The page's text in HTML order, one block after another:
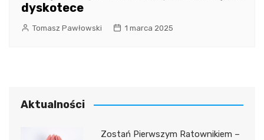
dyskotece
Tomasz Pawłowski 1 marca 2025
Aktualności
Zostań Pierwszym Ratownikiem –